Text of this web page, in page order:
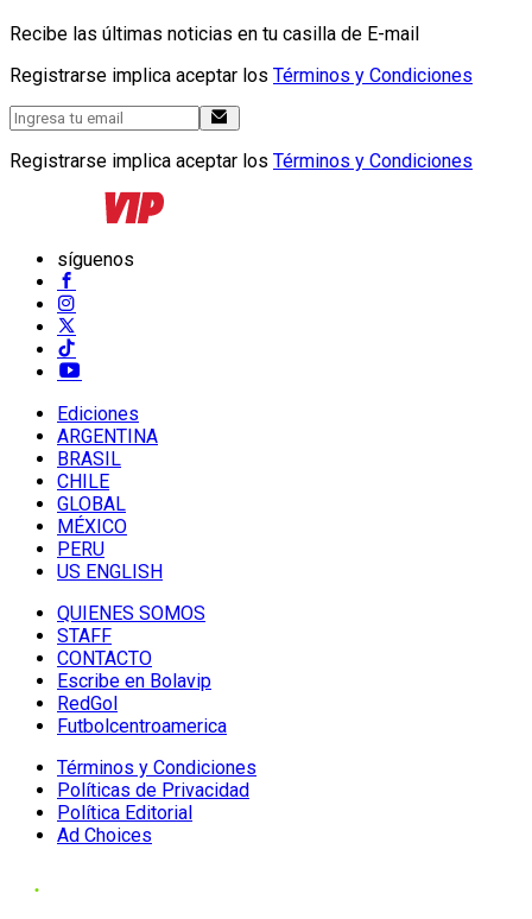
Recibe las últimas noticias en tu casilla de E-mail
Registrarse implica aceptar los Términos y Condiciones
Registrarse implica aceptar los Términos y Condiciones
síguenos
Ediciones
ARGENTINA
BRASIL
CHILE
GLOBAL
MÉXICO
PERU
US ENGLISH
QUIENES SOMOS
STAFF
CONTACTO
Escribe en Bolavip
RedGol
Futbolcentroamerica
Términos y Condiciones
Políticas de Privacidad
Política Editorial
Ad Choices